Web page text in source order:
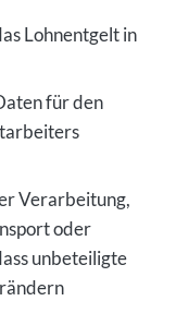
Lohnentgelt in
für den
Verarbeitung,
oder
unbeteiligte